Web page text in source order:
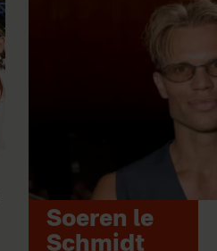
Soeren le
Schmidt